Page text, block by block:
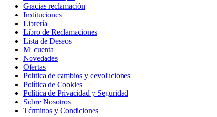
Gracias reclamación
Instituciones
Librería
Libro de Reclamaciones
Lista de Deseos
Mi cuenta
Novedades
Ofertas
Política de cambios y devoluciones
Política de Cookies
Política de Privacidad y Seguridad
Sobre Nosotros
Términos y Condiciones